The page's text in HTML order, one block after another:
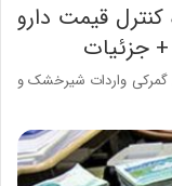
قیمت دارو
جزئیات
بودجه ۱۴۰۵ گفت: حقوق گمرکی واردات شیرخشک و